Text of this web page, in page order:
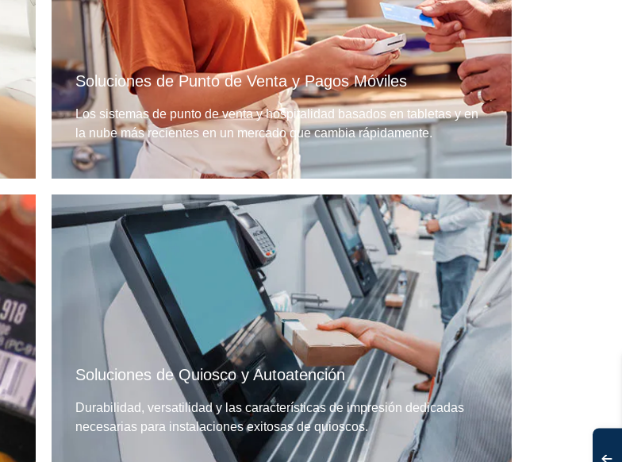
Soluciones de Punto de Venta y Pagos Móviles
Los sistemas de punto de venta y hospitalidad basados en tabletas y en
la nube más recientes en un mercado que cambia rápidamente.
Soluciones de Quiosco y Autoatención
Durabilidad, versatilidad y las características de impresión dedicadas
necesarias para instalaciones exitosas de quioscos.